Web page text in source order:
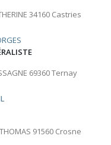
34160 Castries
69360 Ternay
91560 Crosne